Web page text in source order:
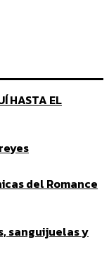
HASTA EL
del Romance
sanguijuelas y